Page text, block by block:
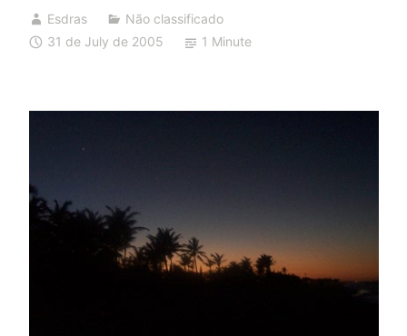
Esdras
Não classificado
31 de July de 2005
1 Minute